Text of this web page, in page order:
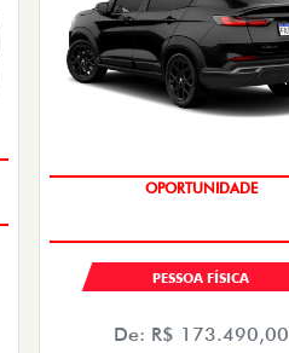
PREÇO IMPERDÍVEL
PESSOA FÍSICA
De: R$ 173.490,00